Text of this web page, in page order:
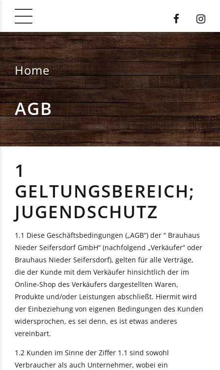
Home
AGB
1
GELTUNGSBEREICH;
JUGENDSCHUTZ
1.1 Diese Geschäftsbedingungen („AGB“) der “ Brauhaus
Nieder Seifersdorf GmbH“ (nachfolgend „Verkäufer“ oder
Brauhaus Nieder Seifersdorf), gelten für alle Verträge,
die der Kunde mit dem Verkäufer hinsichtlich der im
Online-Shop des Verkäufers dargestellten Waren,
Produkte und/oder Leistungen abschließt. Hiermit wird
der Einbeziehung von eigenen Bedingungen des Kunden
widersprochen, es sei denn, es ist etwas anderes
vereinbart.
1.2 Kunden im Sinne der Ziffer 1.1 sind sowohl
Verbraucher als auch Unternehmer, wobei ein